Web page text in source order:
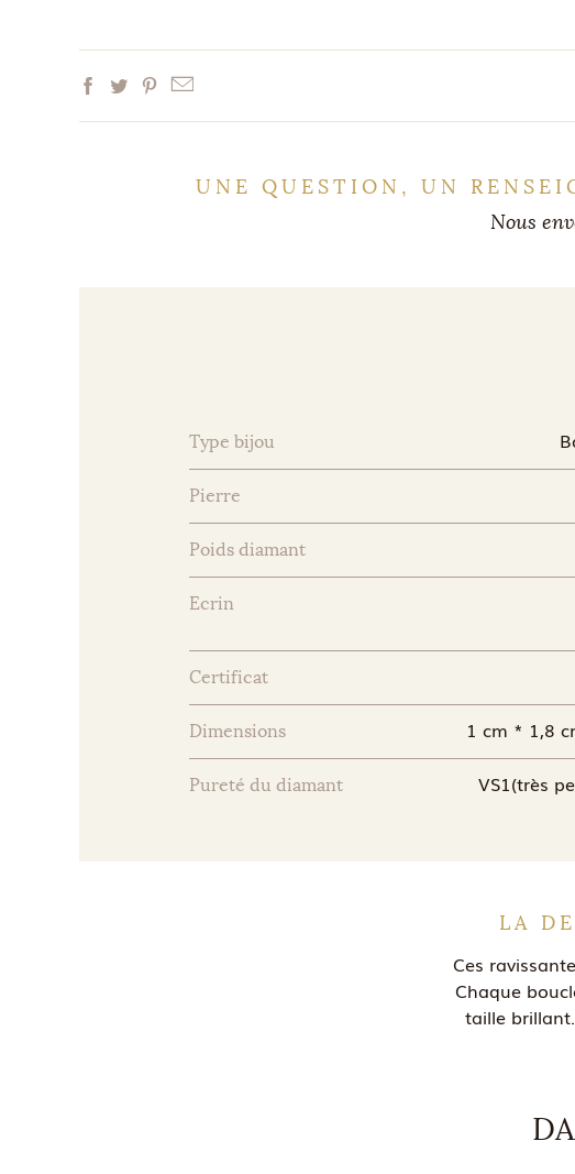
UNE QUESTION, UN
Nous
Type bijou
Pierre
Poids diamant
Ecrin
Certificat
Dimensions 1 cm * 1,8
Pureté du diamant VS1(très
LA
Ces
Chaque
taille